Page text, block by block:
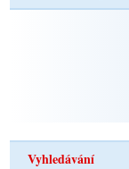
Vyhledávání